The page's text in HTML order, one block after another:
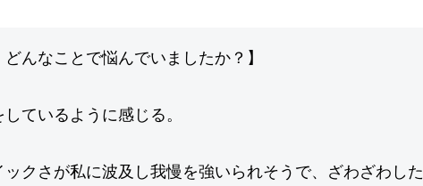
んなことで悩んでいましたか？】
ているように感じる。
クさが私に波及し我慢を強いられそうで、ざわざわした